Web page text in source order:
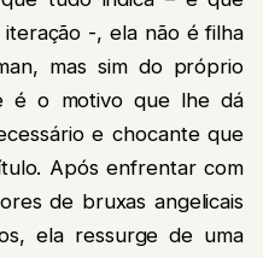
-, ela não é filha
mas sim do próprio
é o motivo que lhe dá
e chocante que
Após enfrentar com
de bruxas angelicais
ela ressurge de uma